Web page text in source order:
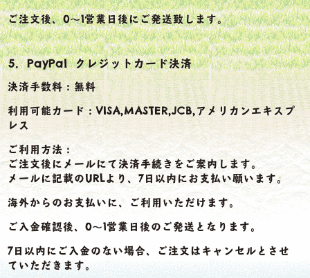
ご注文後、0～1営業日後にご発送致します。
5．PayPal クレジットカード決済
決済手数料：無料
利用可能カード：VISA,MASTER,JCB,アメリカンエキスプ
レス
ご利用方法：
ご注文後にメールにて決済手続きをご案内します。
メールに記載のURLより、7日以内にお支払い願います。
海外からのお支払いに、ご利用いただけます。
ご入金確認後、0～1営業日後のご発送となります。
7日以内にご入金のない場合、ご注文はキャンセルとさせ
ていただきます。